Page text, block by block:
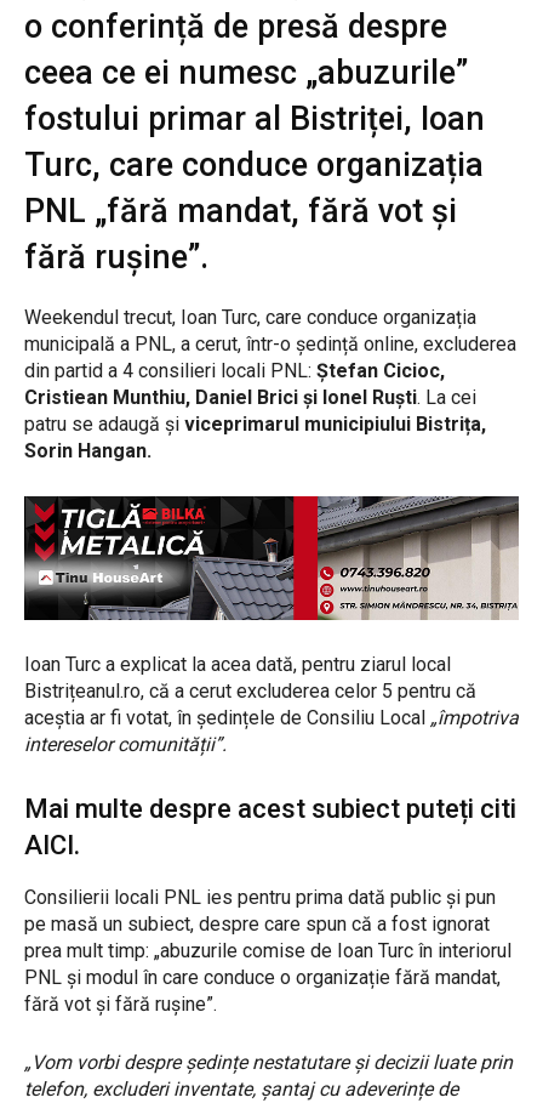
o conferință de presă despre
ceea ce ei numesc „abuzurile”
fostului primar al Bistriței, Ioan
Turc, care conduce organizația
PNL „fără mandat, fără vot și
fără rușine”.
Weekendul trecut, Ioan Turc, care conduce organizația
municipală a PNL, a cerut, într-o ședință online, excluderea
din partid a 4 consilieri locali PNL: Ștefan Cicioc,
Cristiean Munthiu, Daniel Brici și Ionel Ruști. La cei
patru se adaugă și viceprimarul municipiului Bistrița,
Sorin Hangan.
Ioan Turc a explicat la acea dată, pentru ziarul local
Bistrițeanul.ro, că a cerut excluderea celor 5 pentru că
aceștia ar fi votat, în ședințele de Consiliu Local „împotriva
intereselor comunității”.
Mai multe despre acest subiect puteți citi
AICI.
Consilierii locali PNL ies pentru prima dată public și pun
pe masă un subiect, despre care spun că a fost ignorat
prea mult timp: „abuzurile comise de Ioan Turc în interiorul
PNL și modul în care conduce o organizație fără mandat,
fără vot și fără rușine”.
„Vom vorbi despre ședințe nestatutare și decizii luate prin
telefon, excluderi inventate, șantaj cu adeverințe de